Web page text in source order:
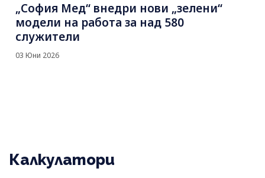
„София Мед“ внедри нови „зелени“
модели на работа за над 580
служители
03 Юни 2026
Калкулатори